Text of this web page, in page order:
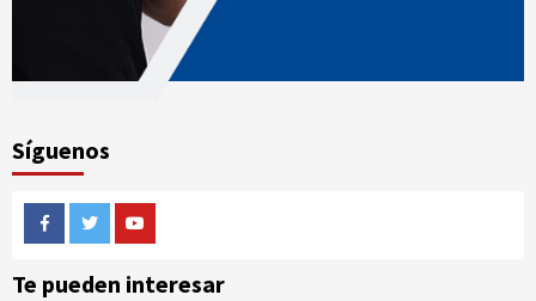
Síguenos
FacebookTwitterYoutube
Te pueden interesar